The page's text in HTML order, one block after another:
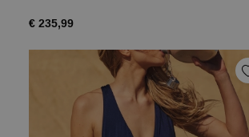
€ 235,99